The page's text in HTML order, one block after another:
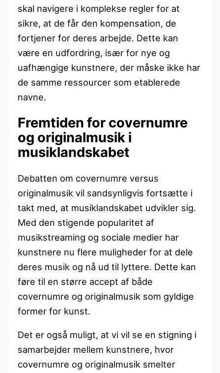
skal navigere i komplekse regler for at
sikre, at de får den kompensation, de
fortjener for deres arbejde. Dette kan
være en udfordring, især for nye og
uafhængige kunstnere, der måske ikke har
de samme ressourcer som etablerede
navne.
Fremtiden for covernumre
og originalmusik i
musiklandskabet
Debatten om covernumre versus
originalmusik vil sandsynligvis fortsætte i
takt med, at musiklandskabet udvikler sig.
Med den stigende popularitet af
musikstreaming og sociale medier har
kunstnere nu flere muligheder for at dele
deres musik og nå ud til lyttere. Dette kan
føre til en større accept af både
covernumre og originalmusik som gyldige
former for kunst.
Det er også muligt, at vi vil se en stigning i
samarbejder mellem kunstnere, hvor
covernumre og originalmusik smelter